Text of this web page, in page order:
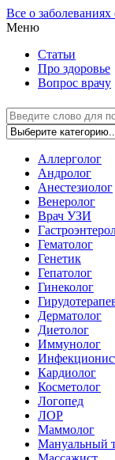
Все о
Меню
Статьи
Про здоровье
Вопрос врачу
Аллерголог
Андролог
Анестезиолог
Венеролог
Врач УЗИ
Гематолог
Генетик
Гепатолог
Гинеколог
Дерматолог
Диетолог
Иммунолог
Кардиолог
Косметолог
Логопед
ЛОР
Маммолог
Мануальный